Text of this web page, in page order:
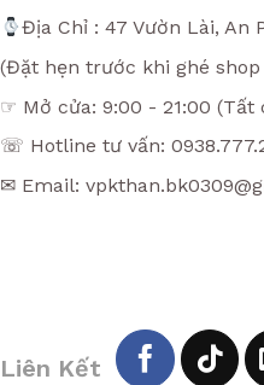
Địa Chỉ : 47 Vườn Lài, An
(Đặt hẹn trước khi ghé
☞ Mở cửa: 9:00 - 21:00 (Tất
☏ Hotline tư vấn:
✉ Email:
Liên Kết